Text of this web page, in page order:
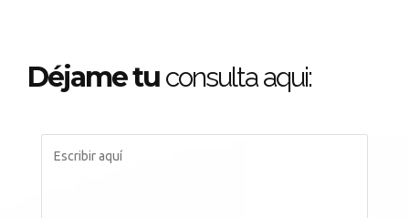
Déjame tu consulta aqui: